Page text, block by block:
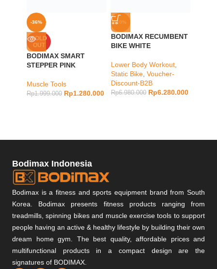
-36%
SOLD
OUT
BODIMAX SMART
STEPPER PINK
Muscle Tools
Rp1.999.000 Rp1.280.000
-10%
BODIMAX RECUMBENT
BIKE WHITE
Lower Body Workout
Static Bike Voucher-
Discount-B2B
Rp6.980.000 Rp6.280.000
Bodimax Indonesia
Bodimax is a fitness and sports equipment brand from South
Korea. Bodimax presents fitness products ranging from
treadmills, spinning bikes and muscle exercise tools to support
people having an active & healthy lifestyle by building their own
dream home gym. The best quality, affordable prices and
multifunctional products in a compact design are the
signatures of BODIMAX.